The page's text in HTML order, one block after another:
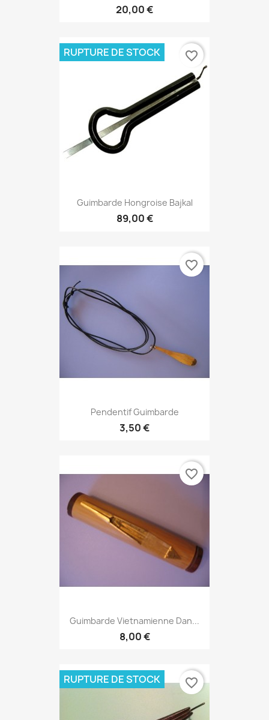
20,00 €
Guimbarde Hongroise Bajkal
89,00 €
RUPTURE DE STOCK favorite_border
Pendentif Guimbarde
3,50 €
favorite_border
Guimbarde Vietnamienne Dan...
8,00 €
favorite_border
RUPTURE DE STOCK favorite_border